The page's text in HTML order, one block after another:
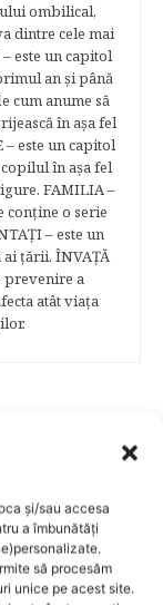
și/sau accesa
a îmbunătăți
să procesăm
unice pe acest site.
ombilical,
dintre cele mai
este un capitol
an şi până
cum anume să
în aşa fel
– este un capitol
în aşa fel
FAMILIA –
conţine o serie
– este un
țării. ÎNVAŢĂ
prevenire a
atât viaţa